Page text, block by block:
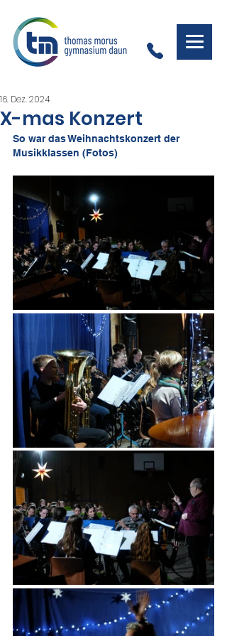
X-mas Konzert
16. Dez. 2024
So war das Weihnachtskonzert der
Musikklassen (Fotos)